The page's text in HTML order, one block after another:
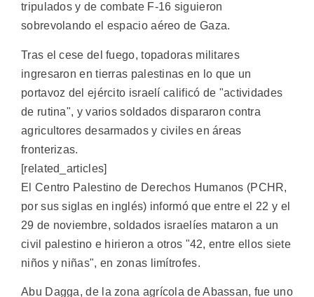
tripulados y de combate F-16 siguieron
sobrevolando el espacio aéreo de Gaza.
Tras el cese del fuego, topadoras militares
ingresaron en tierras palestinas en lo que un
portavoz del ejército israelí calificó de "actividades
de rutina", y varios soldados dispararon contra
agricultores desarmados y civiles en áreas
fronterizas.
[related_articles]
El Centro Palestino de Derechos Humanos (PCHR,
por sus siglas en inglés) informó que entre el 22 y el
29 de noviembre, soldados israelíes mataron a un
civil palestino e hirieron a otros "42, entre ellos siete
niños y niñas", en zonas limítrofes.
Abu Dagga, de la zona agrícola de Abassan, fue uno